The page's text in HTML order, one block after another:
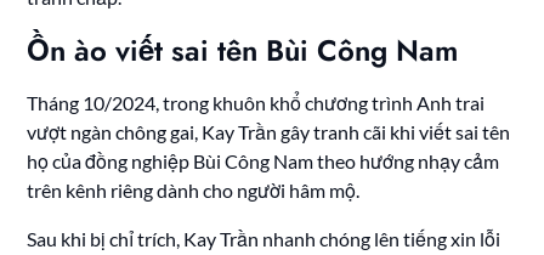
Ồn ào viết sai tên Bùi Công Nam
Tháng 10/2024, trong khuôn khổ chương trình Anh trai
vượt ngàn chông gai, Kay Trần gây tranh cãi khi viết sai tên
họ của đồng nghiệp Bùi Công Nam theo hướng nhạy cảm
trên kênh riêng dành cho người hâm mộ.
Sau khi bị chỉ trích, Kay Trần nhanh chóng lên tiếng xin lỗi